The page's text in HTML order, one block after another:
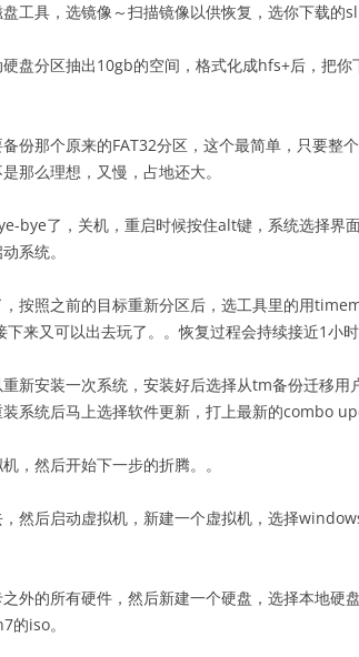
工具，选镜像～扫描镜像以供恢复，选你下载的
盘分区抽出10gb的空间，格式化成hfs+后，把
份那个原来的FAT32分区，这个最简单，只要整
那么理想，又慢，占地还大。
bye了，关机，重启时候按住alt键，系统选择界
系统。
按照之前的目标重新分区后，选工具里的用
来又可以出去玩了。。恢复过程会持续接近1小时
新安装一次系统，安装好后选择从tm备份迁移用
系统后马上选择软件更新，打上最新的combo
，然后开始下一步的折腾。。
然后启动虚拟机，新建一个虚拟机，选择
外的所有硬件，然后新建一个硬盘，选择本地硬
的iso。